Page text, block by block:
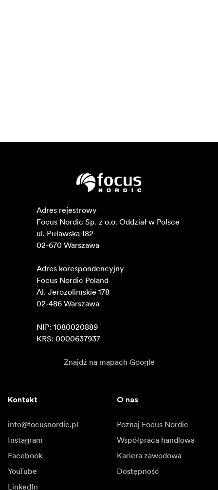
Adres rejestrowy
Focus Nordic Sp. z o.o. Oddział w Polsce
ul. Puławska 182
02-670 Warszawa
Adres korespondencyjny
Focus Nordic Poland
Al. Jerozolimskie 178
02-486 Warszawa
NIP: 1080020889
KRS: 0000637937
Znajdź na mapach Google
Kontakt
info@focusnordic.pl
Instagram
Facebook
YouTube
LinkedIn
O nas
Poznaj Focus Nordic
Współpraca handlowa
Kariera zawodowa
Dostępność